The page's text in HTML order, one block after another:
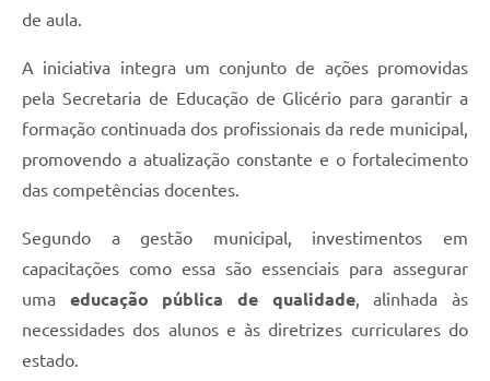
de aula.
A iniciativa integra um conjunto de ações promovidas
pela Secretaria de Educação de Glicério para garantir a
formação continuada dos profissionais da rede municipal,
promovendo a atualização constante e o fortalecimento
das competências docentes.
Segundo a gestão municipal, investimentos em
capacitações como essa são essenciais para assegurar
uma educação pública de qualidade, alinhada às
necessidades dos alunos e às diretrizes curriculares do
estado.